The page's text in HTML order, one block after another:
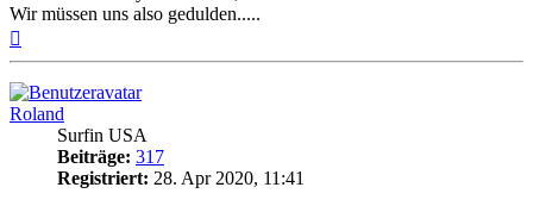
Wir müssen uns also gedulden.....
Roland
Surfin USA
Beiträge: 317
Registriert: 28. Apr 2020, 11:41